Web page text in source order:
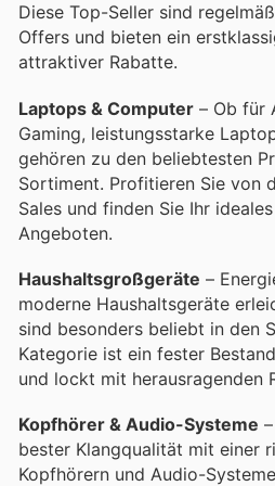
Diese Top-Seller sind
Offers und bieten ein
attraktiver Rabatte.
Laptops & Computer – Ob für
Gaming, leistungsstarke
gehören zu den beliebtesten
Sortiment. Profitieren Sie von
Sales und finden Sie Ihr
Angeboten.
Haushaltsgroßgeräte –
moderne Haushaltsgeräte
sind besonders beliebt in den
Kategorie ist ein fester
und lockt mit herausragenden
Kopfhörer & Audio-Systeme
bester Klangqualität mit einer
Kopfhörern und Audio-